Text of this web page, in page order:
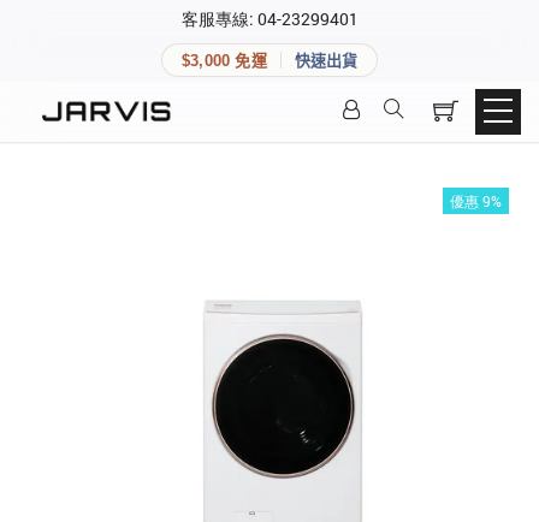
客服專線: 04-23299401
$3,000 免運 快速出貨
優惠 9%
快速連結
登入後可查看訂單、會員資料與收藏清單。
登入會員